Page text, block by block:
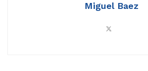
Miguel Baez